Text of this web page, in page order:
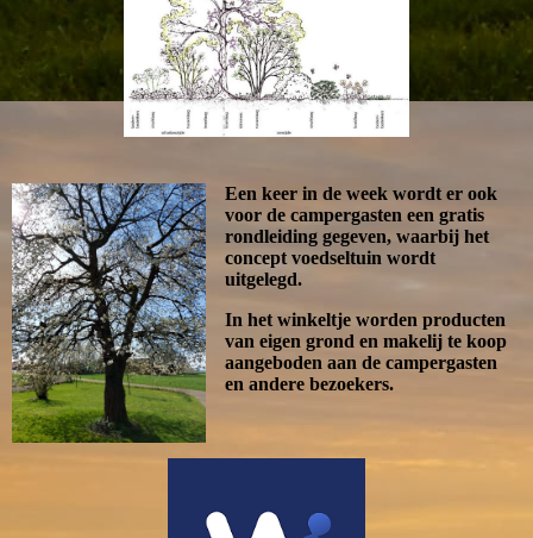
Een keer in de week wordt er ook
voor de campergasten een gratis
rondleiding gegeven, waarbij het
concept voedseltuin wordt
uitgelegd.
In het winkeltje worden producten
van eigen grond en makelij te koop
aangeboden aan de campergasten
en andere bezoekers.